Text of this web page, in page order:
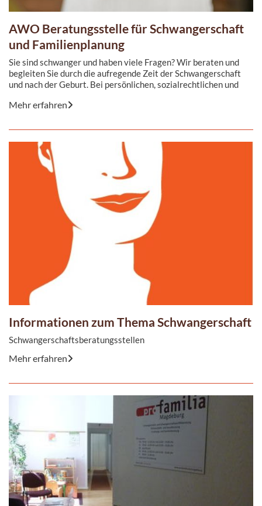
AWO Beratungsstelle für Schwangerschaft
und Familienplanung
Sie sind schwanger und haben viele Fragen? Wir beraten und
begleiten Sie durch die aufregende Zeit der Schwangerschaft
und nach der Geburt. Bei persönlichen, sozialrechtlichen und
Unterstützung.
Mehr erfahren
Informationen zum Thema Schwangerschaft
Schwangerschaftsberatungsstellen
Mehr erfahren